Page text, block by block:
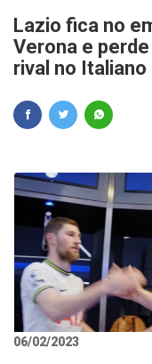
Lazio fica no
Verona e
rival no Italiano
06/02/2023